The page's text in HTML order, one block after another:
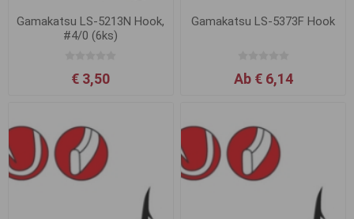
Gamakatsu LS-5213N Hook,
#4/0 (6ks)
€ 3,50
Gamakatsu LS-5373F Hook
Ab € 6,14